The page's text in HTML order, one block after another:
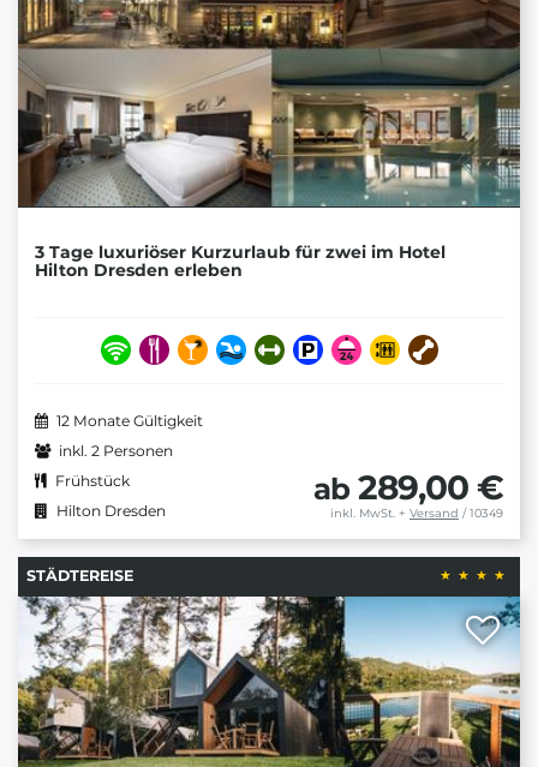
3 Tage luxuriöser Kurzurlaub für zwei im Hotel
Hilton Dresden erleben
12 Monate Gültigkeit
inkl. 2 Personen
Frühstück
Hilton Dresden
ab 289,00 €
inkl. MwSt. + Versand / 10349
STÄDTEREISE